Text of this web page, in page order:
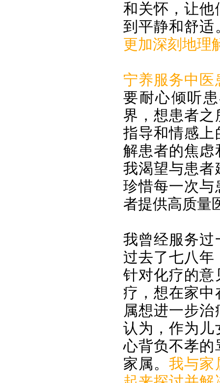
和关怀，让他
到平静和舒适
更加深刻地理
宁养服务中
要耐心倾听
界，想患者
指导和情感上
解患者的焦虑
我渴望与患者
珍惜每一次与
者提供高质量
我曾经服务过
过去了七八年
针对化疗的意
疗，想在家中
属想进一步
认为，作为儿
心背负不孝的
家属。我与家